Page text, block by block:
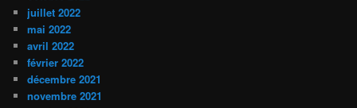
juillet 2022
mai 2022
avril 2022
février 2022
décembre 2021
novembre 2021